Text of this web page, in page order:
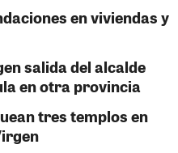
en viviendas y
salida del alcalde
en otra provincia
tres templos en